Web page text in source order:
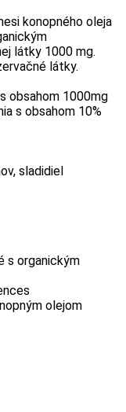
konopného oleja
látky 1000 mg.
látky.
obsahom 1000mg
s obsahom 10%
sladidiel
s organickým
olejom